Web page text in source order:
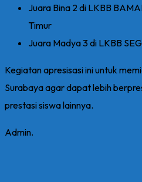
Juara Bina 2 di LKBB
Timur
Juara Madya 3 di LKBB
Kegiatan apresisasi ini untuk
Surabaya agar dapat lebih
prestasi siswa lainnya.
Admin.